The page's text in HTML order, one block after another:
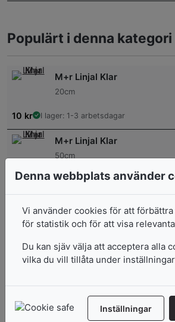
Populärt i denna kategori
M+r Linjal Klar
20cm
10 kr I lager: 1-3 arbetsdagar
M+r Linjal Klar
50cm
37kr I lager: 1-3 arbetsdagar
Staedtler Linjal Metall
15cm
40kr I lager: 1-3 arbetsdagar
I lager: 1-3 arbetsdagar
Denna webbplats använder
Vi använder cookies för att
för statistik och för att visa
Du kan sjäv välja att acceptera alla
vilka du vill tillåta under
Inställningar